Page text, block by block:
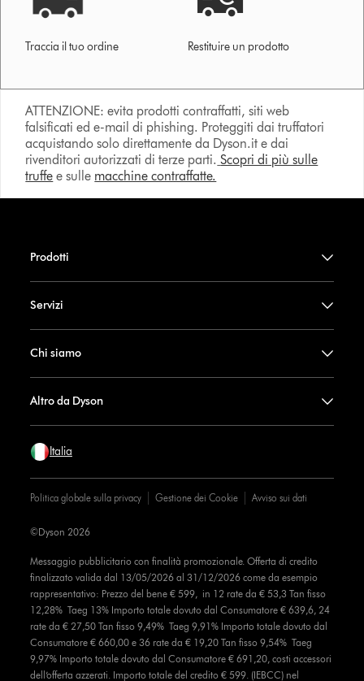
Traccia il tuo ordine Restituire un prodotto
ATTENZIONE: evita prodotti contraffatti, siti web
falsificati ed e-mail di phishing. Proteggiti dai truffatori
acquistando solo direttamente da Dyson.it e dai
rivenditori autorizzati di terze parti. Scopri di più sulle
truffe e sulle macchine contraffatte.
Prodotti
Servizi
Chi siamo
Altro da Dyson
Italia
Politica globale sulla privacy Gestione dei Cookie Avviso sui dati
Messaggio pubblicitario con finalità promozionale. Offerta di credito
finalizzato valida dal 13/05/2026 al 31/12/2026 come da esempio
rappresentativo: Prezzo del bene € 599, in 12 rate da € 53,3 Tan fisso
12,28% Taeg 13% Importo totale dovuto dal Consumatore € 639,6, 24
rate da € 27,50 Tan fisso 9,49% Taeg 9,91% Importo totale dovuto dal
Consumatore € 660,00 e 36 rate da € 19,20 Tan fisso 9,54% Taeg
9,97% Importo totale dovuto dal Consumatore € 691,20, costi accessori
dell’offerta azzerati. Importo totale del credito € 599. (IEBCC) nel
©Dyson 2026